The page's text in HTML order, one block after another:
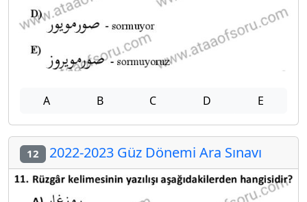
A B C D E
12 2022-2023 Güz Dönemi Ara Sınavı